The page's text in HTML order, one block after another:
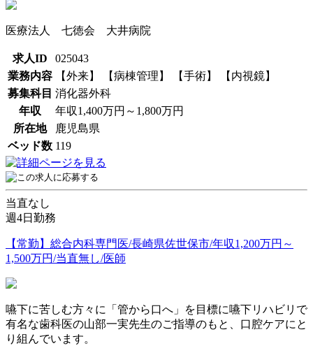
医療法人 七徳会 大井病院
求人ID
025043
業務内容
【外来】 【病棟管理】 【手術】 【内視鏡】
募集科目 消化器外科
年収
年収1,400万円～1,800万円
所在地
鹿児島県
ベッド数 119
当直なし
週4日勤務
【常勤】総合内科専門医/長崎県佐世保市/年収1,200万円～
1,500万円/当直無し/医師
嚥下に苦しむ方々に「管から口へ」を目標に嚥下リハビリで
有名な歯科医の山部一実先生のご指導のもと、口腔ケアにと
り組んでいます。